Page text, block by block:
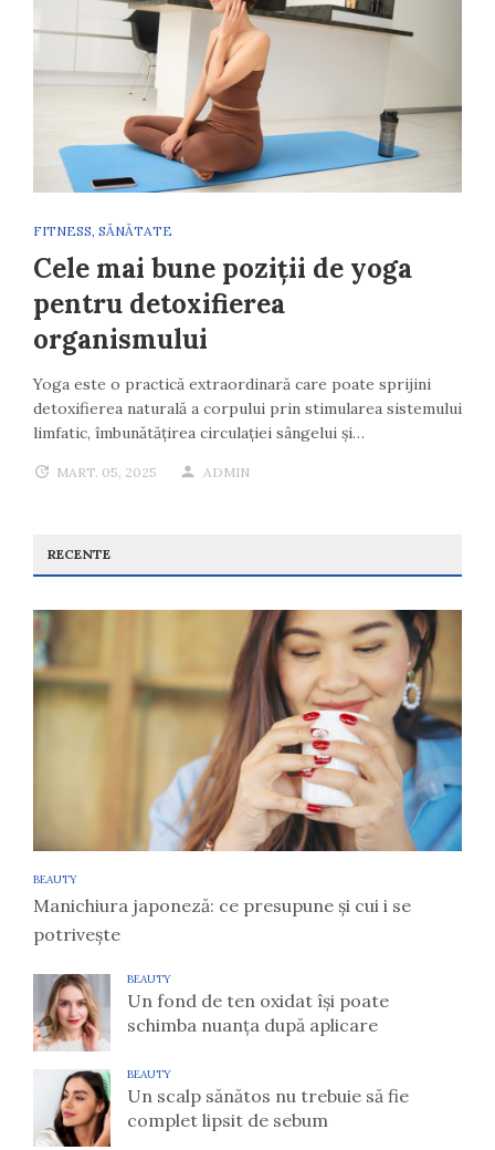
FITNESS, SĂNĂTATE
Cele mai bune poziții de yoga
pentru detoxifierea
organismului
Yoga este o practică extraordinară care poate sprijini
detoxifierea naturală a corpului prin stimularea sistemului
limfatic, îmbunătățirea circulației sângelui și…
MART. 05, 2025 ADMIN
RECENTE
BEAUTY
Manichiura japoneză: ce presupune și cui i se
potrivește
BEAUTY
Un fond de ten oxidat își poate
schimba nuanța după aplicare
BEAUTY
Un scalp sănătos nu trebuie să fie
complet lipsit de sebum